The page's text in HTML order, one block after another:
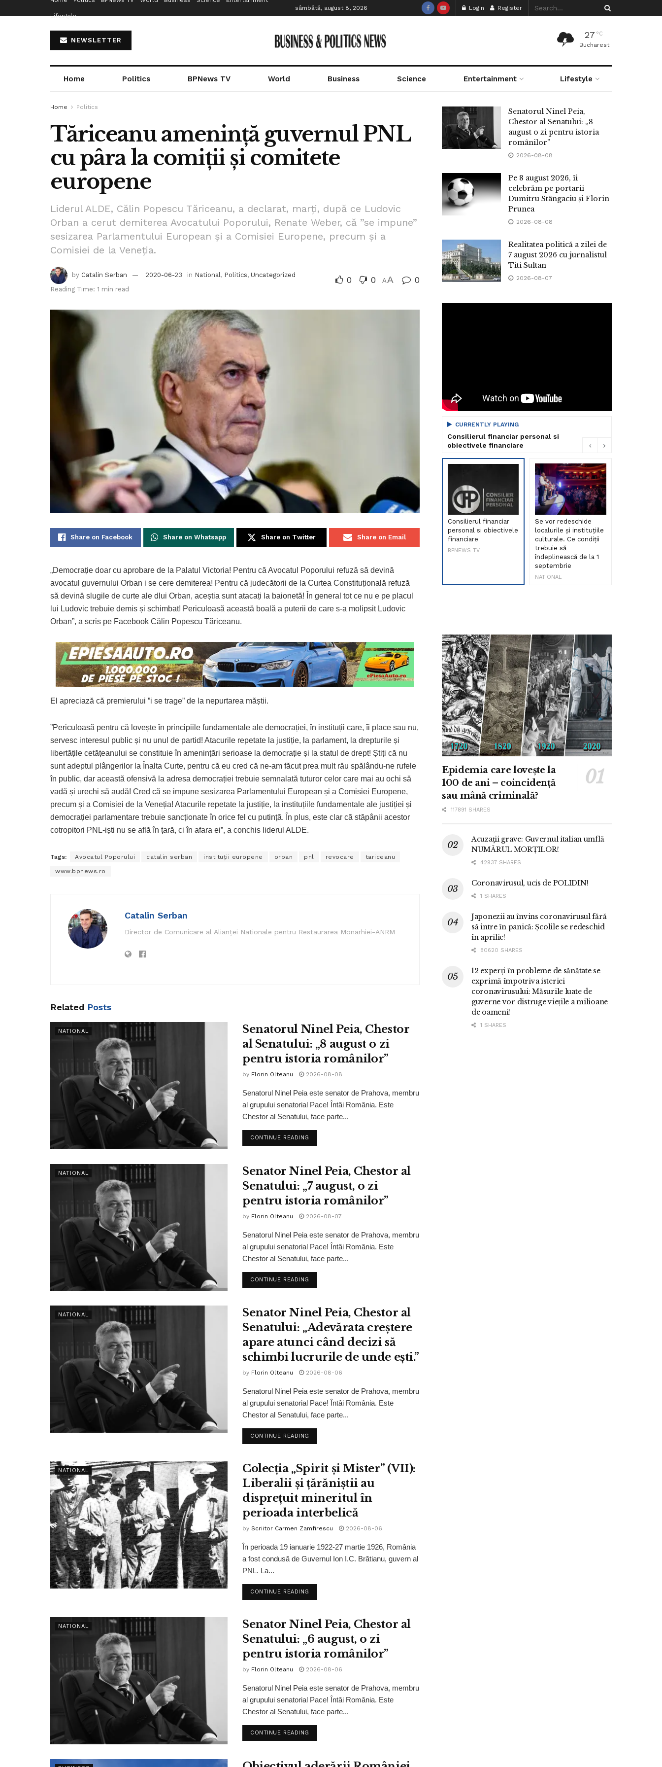
Lifestyle
sâmbătă, august 8, 2026 Login Register
NEWSLETTER
27 °C
Bucharest
Home Politics BPNews TV World Business Science Entertainment Lifestyle
Home Politics
Tăriceanu amenință guvernul PNL
cu pâra la comiții și comitete
europene
Liderul ALDE, Călin Popescu Tăriceanu, a declarat, marți, după ce Ludovic
Orban a cerut demiterea Avocatului Poporului, Renate Weber, că ”se impune”
sesizarea Parlamentului European și a Comisiei Europene, precum și a
Comisiei de la Veneția.
by Catalin Serban 2020-06-23 in National , Politics, Uncategorized
Reading Time: 1 min read
0 0 AA 0
Share on Facebook Share on Whatsapp Share on Twitter Share on Email
„Democrație doar cu aprobare de la Palatul Victoria! Pentru că Avocatul Poporului refuză să devină
avocatul guvernului Orban i se cere demiterea! Pentru că judecătorii de la Curtea Constituțională refuză
să devină slugile de curte ale dlui Orban, aceștia sunt atacați la baionetă! În general tot ce nu e pe placul
lui Ludovic trebuie demis și schimbat! Periculoasă această boală a puterii de care s-a molipsit Ludovic
Orban”, a scris pe Facebook Călin Popescu Tăriceanu.
El apreciază că premierului ”i se trage” de la nepurtarea măștii.
”Periculoasă pentru că lovește în principiile fundamentale ale democrației, în instituții care, îi place sau nu,
servesc interesul public și nu unul de partid! Atacurile repetate la justiție, la parlament, la drepturile și
libertățile cetățeanului se constituie în amenințări serioase la democrație și la statul de drept! Știți că nu
sunt adeptul plângerilor la Înalta Curte, pentru că eu cred că ne-am făcut prea mult rău spălându-ne rufele
în public, dar această ofensivă la adresa democrației trebuie semnalată tuturor celor care mai au ochi să
vadă și urechi să audă! Cred că se impune sesizarea Parlamentului European și a Comisiei Europene,
precum și a Comisiei de la Veneția! Atacurile repetate la justiție, la instituțiile fundamentale ale justiției și
democrației parlamentare trebuie sancționate în orice fel cu putință. În plus, este clar că stăpânii acestor
cotropitori PNL-iști nu se află în țară, ci în afara ei”, a conchis liderul ALDE.
Tags: Avocatul Poporului catalin serban instituții europene orban pnl revocare tariceanu
www.bpnews.ro
Catalin Serban
Director de Comunicare al Alianței Nationale pentru Restaurarea Monarhiei-ANRM
Related Posts
NATIONAL
Senatorul Ninel Peia, Chestor
al Senatului: „8 august o zi
pentru istoria românilor”
by Florin Olteanu 2026-08-08
Senatorul Ninel Peia este senator de Prahova, membru
al grupului senatorial Pace! Întâi România. Este
Chestor al Senatului, face parte...
CONTINUE READING
NATIONAL
Senator Ninel Peia, Chestor al
Senatului: „7 august, o zi
pentru istoria românilor”
by Florin Olteanu 2026-08-07
Senatorul Ninel Peia este senator de Prahova, membru
al grupului senatorial Pace! Întâi România. Este
Chestor al Senatului, face parte...
CONTINUE READING
NATIONAL
Senator Ninel Peia, Chestor al
Senatului: „Adevărata creștere
apare atunci când decizi să
schimbi lucrurile de unde ești.”
by Florin Olteanu 2026-08-06
Senatorul Ninel Peia este senator de Prahova, membru
al grupului senatorial Pace! Întâi România. Este
Chestor al Senatului, face parte...
CONTINUE READING
NATIONAL
Colecția „Spirit și Mister” (VII):
Liberalii și țărăniștii au
disprețuit mineritul în
perioada interbelică
by Scriitor Carmen Zamfirescu 2026-08-06
În perioada 19 ianuarie 1922-27 martie 1926, România
a fost condusă de Guvernul Ion I.C. Brătianu, guvern al
PNL. La...
CONTINUE READING
NATIONAL
Senator Ninel Peia, Chestor al
Senatului: „6 august, o zi
pentru istoria românilor”
by Florin Olteanu 2026-08-06
Senatorul Ninel Peia este senator de Prahova, membru
al grupului senatorial Pace! Întâi România. Este
Chestor al Senatului, face parte...
CONTINUE READING
Senatorul Ninel Peia,
Chestor al Senatului: „8
august o zi pentru istoria
românilor”
2026-08-08
Pe 8 august 2026, îi
celebrăm pe portarii
Dumitru Stângaciu și Florin
Prunea
2026-08-08
Realitatea politică a zilei de
7 august 2026 cu jurnalistul
Titi Sultan
2026-08-07
CURRENTLY PLAYING
Consilierul financiar personal si
obiectivele financiare
Consilierul financiar
personal si obiectivele
financiare
BPNEWS TV
Se vor redeschide
localurile și instituțiile
culturale. Ce condiții
trebuie să
îndeplinească de la 1
septembrie
NATIONAL
Epidemia care lovește la
100 de ani – coincidență
sau mână criminală?
117891 SHARES
Acuzații grave: Guvernul italian umflă
NUMĂRUL MORȚILOR!
42937 SHARES
Coronavirusul, ucis de POLIDIN!
1 SHARES
Japonezii au învins coronavirusul fără
să intre în panică: Școlile se redeschid
în aprilie!
80620 SHARES
12 experți în probleme de sănătate se
exprimă împotriva isteriei
coronavirusului: Măsurile luate de
guverne vor distruge viețile a milioane
de oameni!
1 SHARES